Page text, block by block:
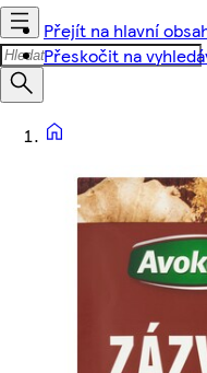
Přejít na hlavní
Přeskočit na